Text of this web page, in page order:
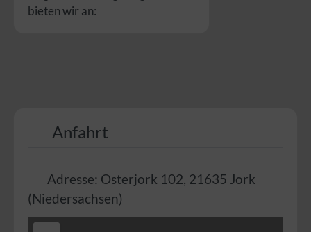
bieten wir an:
Anfahrt
Adresse: Osterjork 102, 21635 Jork
(Niedersachsen)